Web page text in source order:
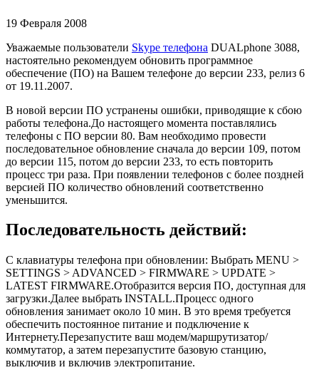
19 Февраля 2008
Уважаемые пользователи Skype телефона DUALphone 3088,
настоятельно рекомендуем обновить программное
обеспечение (ПО) на Вашем телефоне до версии 233, релиз 6
от 19.11.2007.
В новой версии ПО устранены ошибки, приводящие к сбою
работы телефона.До настоящего момента поставлялись
телефоны с ПО версии 80. Вам необходимо провести
последовательное обновление сначала до версии 109, потом
до версии 115, потом до версии 233, то есть повторить
процесс три раза. При появлении телефонов с более поздней
версией ПО количество обновлений соответственно
уменьшится.
Последовательность действий:
С клавиатуры телефона при обновлении: Выбрать MENU >
SETTINGS > ADVANCED > FIRMWARE > UPDATE >
LATEST FIRMWARE.Отобразится версия ПО, доступная для
загрузки.Далее выбрать INSTALL.Процесс одного
обновления занимает около 10 мин. В это время требуется
обеспечить постоянное питание и подключение к
Интернету.Перезапустите ваш модем/маршрутизатор/
коммутатор, а затем перезапустите базовую станцию,
выключив и включив электропитание.